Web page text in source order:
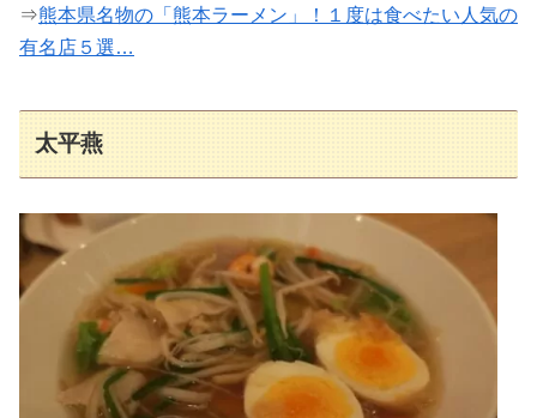
⇒熊本県名物の「熊本ラーメン」！１度は食べたい人気の
有名店５選…
太平燕